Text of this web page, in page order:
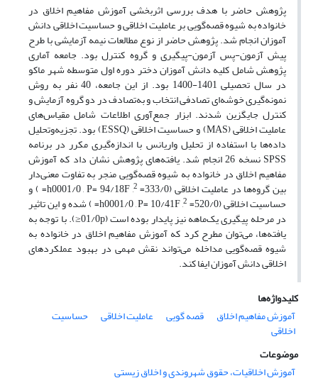
پژوهش حاضر با هدف بررسی اثربخشی آموزش مفاهیم اخلاق در
خانواده به شیوه قصه‌گویی بر عاملیت اخلاقی و حساسیت اخلاقی دانش
آموزان انجام شد. پژوهش حاضر از نوع مطالعات نیمه آزمایشی با طرح
پیش آزمون-پس آزمون-پیگیری و گروه کنترل بود. جامعه آماری
پژوهش شامل کلیه دانش آموزان دختر دوره اول متوسطه شهر ماکو
در سال تحصیلی 1401-1400 بود. از این جامعه، 40 نفر به روش
نمونه‌گیری خوشه‌ای تصادفی انتخاب و به‌تصادف در دو گروه آزمایش و
کنترل جایگزین شدند. ابزار جمع‌آوری اطلاعات شامل مقیاس‌های
عاملیت اخلاقی (MAS) و حساسیت اخلاقی (ESSQ) بود. تجزیه‌وتحلیل
داده‌ها با استفاده از تحلیل واریانس با اندازه‌گیری مکرر در برنامه
SPSS نسخه 26 انجام شد. یافته‌های پژوهش نشان داد که آموزش
مفاهیم اخلاق در خانواده به شیوه قصه‌گویی منجر به تفاوت معنی‌دار
بین گروه‌ها در عاملیت اخلاقی (333/0= 2 , h0001/0 , P= 94/18F= ) و
حساسیت اخلاقی (520/0= 2 , h0001/0 , P= 10/41F= ) شده و این تاثیر
در مرحله پیگیری یک‌ماهه نیز پایدار بوده است (01/0p≤). با توجه به
یافته‌ها، می‌توان مطرح کرد که آموزش مفاهیم اخلاق در خانواده به
شیوه قصه‌گویی مداخله می‌تواند نقش مهمی در بهبود عملکردهای
اخلاقی دانش آموزان ایفا کند.
کلیدواژه‌ها
آموزش مفاهیم اخلاق
قصه گویی عاملیت اخلاقی حساسیت
اخلاقی
موضوعات
آموزش اخلاقیات، حقوق شهروندی و اخلاق زیستی